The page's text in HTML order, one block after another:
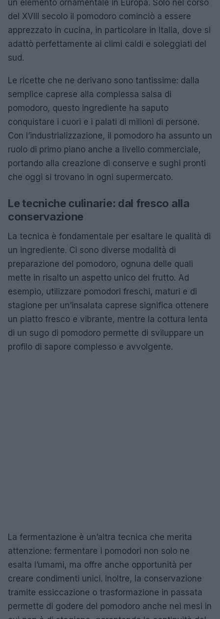
un elemento ornamentale in Europa. Solo nel corso
del XVIII secolo il pomodoro cominciò a essere
apprezzato in cucina, in particolare in Italia, dove si
adattò perfettamente ai climi caldi e soleggiati del
sud.
Le ricette che ne derivano sono tantissime: dalla
semplice caprese alla complessa salsa di
pomodoro, questo ingrediente ha saputo
conquistare i cuori e i palati di milioni di persone.
Con l’industrializzazione, il pomodoro ha assunto un
ruolo di primo piano anche a livello commerciale,
portando alla creazione di conserve e sughi pronti
che oggi si trovano in ogni supermercato.
Le tecniche culinarie: dal fresco alla
conservazione
La tecnica è fondamentale per esaltare le qualità di
un ingrediente. Ci sono diverse modalità di
preparazione del pomodoro, ognuna delle quali
mette in risalto un aspetto unico del frutto. Ad
esempio, utilizzare pomodori freschi, maturi e di
stagione per un’insalata caprese significa ottenere
un piatto fresco e vibrante, mentre la cottura lenta
di un sugo di pomodoro permette di sviluppare un
profilo di sapore complesso e avvolgente.
La fermentazione è un’altra tecnica che merita
attenzione: fermentare i pomodori non solo ne
esalta l’umami, ma offre anche opportunità per
creare condimenti unici. Inoltre, la conservazione
tramite essiccazione o trasformazione in passata
permette di godere del pomodoro anche nei mesi in